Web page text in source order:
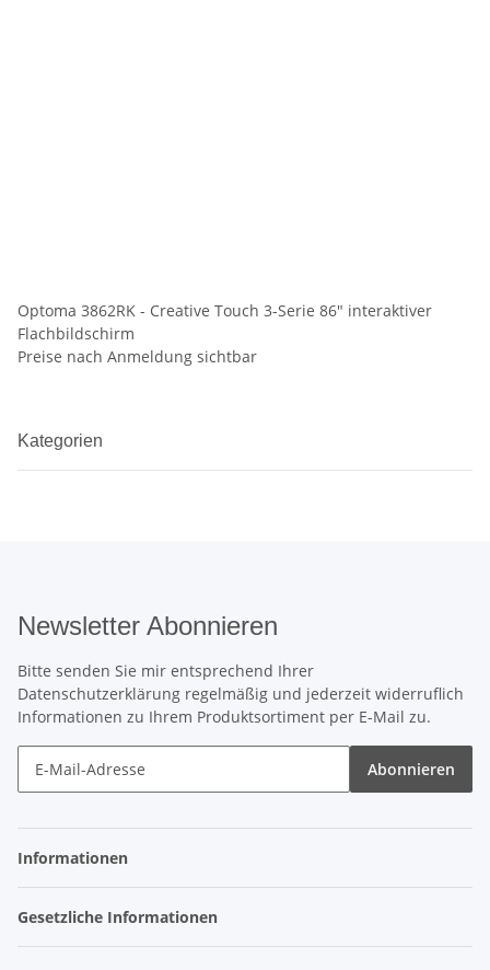
Optoma 3862RK - Creative Touch 3-Serie 86" interaktiver
Flachbildschirm
Preise nach Anmeldung sichtbar
Kategorien
Newsletter Abonnieren
Bitte senden Sie mir entsprechend Ihrer
Datenschutzerklärung regelmäßig und jederzeit widerruflich
Informationen zu Ihrem Produktsortiment per E-Mail zu.
Abonnieren
Informationen
Gesetzliche Informationen